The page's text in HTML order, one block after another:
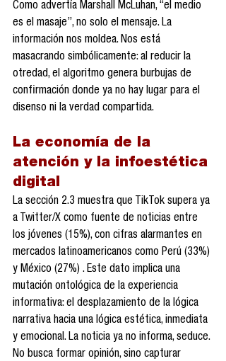
Como advertía Marshall McLuhan, “el medio
es el masaje”, no solo el mensaje. La
información nos moldea. Nos está
masacrando simbólicamente: al reducir la
otredad, el algoritmo genera burbujas de
confirmación donde ya no hay lugar para el
disenso ni la verdad compartida.
La economía de la
atención y la infoestética
digital
La sección 2.3 muestra que TikTok supera ya
a Twitter/X como fuente de noticias entre
los jóvenes (15%), con cifras alarmantes en
mercados latinoamericanos como Perú (33%)
y México (27%) . Este dato implica una
mutación ontológica de la experiencia
informativa: el desplazamiento de la lógica
narrativa hacia una lógica estética, inmediata
y emocional. La noticia ya no informa, seduce.
No busca formar opinión, sino capturar